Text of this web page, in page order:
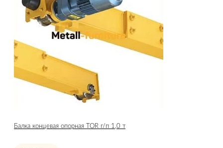
Балка концевая опорная TOR г/п 1,0 т